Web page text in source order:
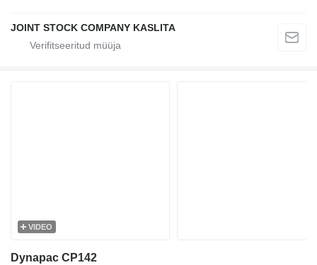
JOINT STOCK COMPANY KASLITA
VIDEO
Dynapac CP142